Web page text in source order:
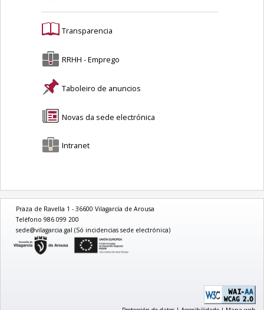
Transparencia
RRHH - Emprego
Taboleiro de anuncios
Novas da sede electrónica
Intranet
Praza de Ravella 1 - 36600 Vilagarcía de Arousa
Teléfono 986 099 200
sede@vilagarcia.gal (Só incidencias sede electrónica)